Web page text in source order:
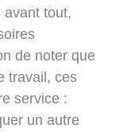
avant tout,
de noter que
travail, ces
service :
un autre